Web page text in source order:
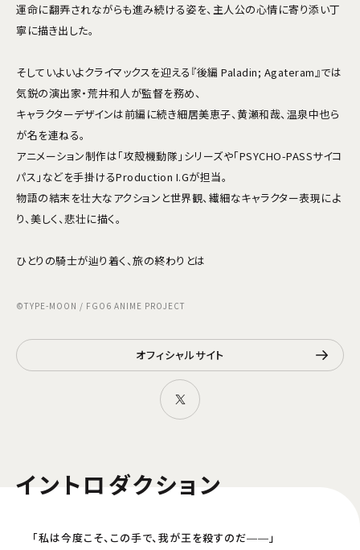
運命に翻弄されながらも進み続ける姿を、主人公の心情に寄り添い丁
寧に描き出した。
そしていよいよクライマックスを迎える『後編 Paladin; Agateram』では
気鋭の演出家・荒井和人が監督を務め、
キャラクターデザインは前編に続き細居美恵子、黄瀬和哉、温泉中也ら
が名を連ねる。
アニメーション制作は「攻殻機動隊」シリーズや「PSYCHO-PASSサイコ
パス」などを手掛けるProduction I.Gが担当。
物語の結末を壮大なアクションと世界観、繊細なキャラクター表現によ
り、美しく、悲壮に描く。
ひとりの騎士が辿り着く、旅の終わりとは――
©TYPE-MOON / FGO6 ANIME PROJECT
オフィシャルサイト
イントロダクション
「私は今度こそ、この手で、我が王を殺すのだ――」